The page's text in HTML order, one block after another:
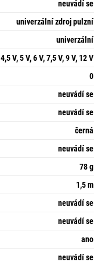
neuvádí se
univerzální zdroj pulzní
univerzální
V, 5 V, 6 V, 7,5 V, 9 V, 12 V
0
neuvádí se
neuvádí se
černá
neuvádí se
78 g
1,5 m
neuvádí se
neuvádí se
ano
neuvádí se